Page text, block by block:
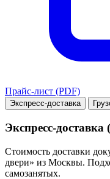
Прайс-лист (PDF)
Экспресс-доставка
Экспресс-
Стоимость доставки
двери» из Москвы.
самозанятых.